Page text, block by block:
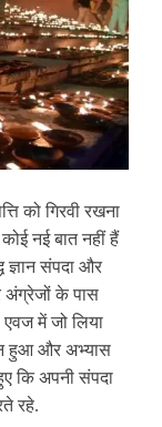
को गिरवी रखना
नई बात नहीं हैं
ज्ञान संपदा और
अंग्रेजों के पास
में जो लिया
हुआ और अभ्यास
कि अपनी संपदा
रहे.